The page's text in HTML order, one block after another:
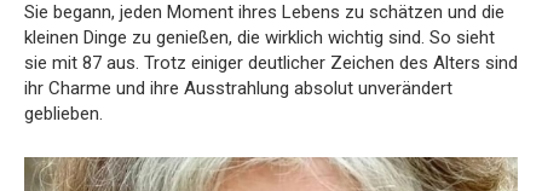
Sie begann, jeden Moment ihres Lebens zu schätzen und die
kleinen Dinge zu genießen, die wirklich wichtig sind. So sieht
sie mit 87 aus. Trotz einiger deutlicher Zeichen des Alters sind
ihr Charme und ihre Ausstrahlung absolut unverändert
geblieben.